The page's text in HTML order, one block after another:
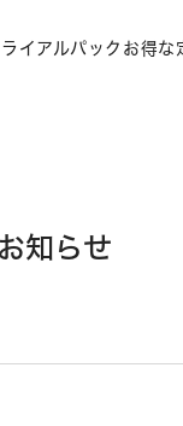
ライアルパック お得な
知らせ